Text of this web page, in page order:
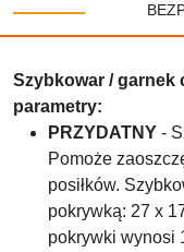
Szybkowar / garnek
parametry:
PRZYDATNY -
Pomoże
posiłków.
pokrywką: 27 x
pokrywki wynosi